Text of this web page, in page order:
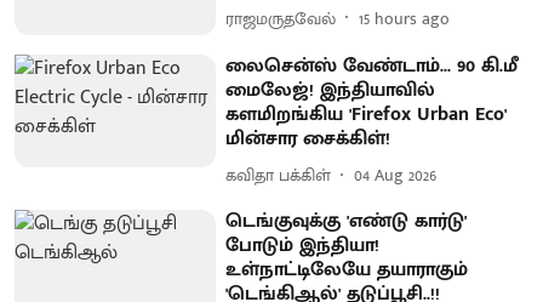
ராஜமருதவேல் 15 hours ago
லைசென்ஸ் வேண்டாம்... 90 கி.மீ
மைலேஜ்! இந்தியாவில்
களமிறங்கிய 'Firefox Urban Eco'
மின்சார சைக்கிள்!
கவிதா பக்கிள் 04 Aug 2026
டெங்குவுக்கு 'எண்டு கார்டு'
போடும் இந்தியா!
உள்நாட்டிலேயே தயாராகும்
'டெங்கிஆல்' தடுப்பூசி..!!